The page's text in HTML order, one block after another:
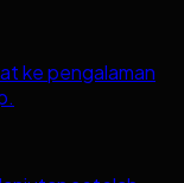
ke pengalaman